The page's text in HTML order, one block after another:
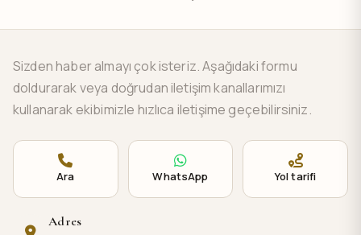
Sizden haber almayı çok isteriz. Aşağıdaki formu
doldurarak veya doğrudan iletişim kanallarımızı
kullanarak ekibimizle hızlıca iletişime geçebilirsiniz.
Ara WhatsApp Yol tarifi
Adres